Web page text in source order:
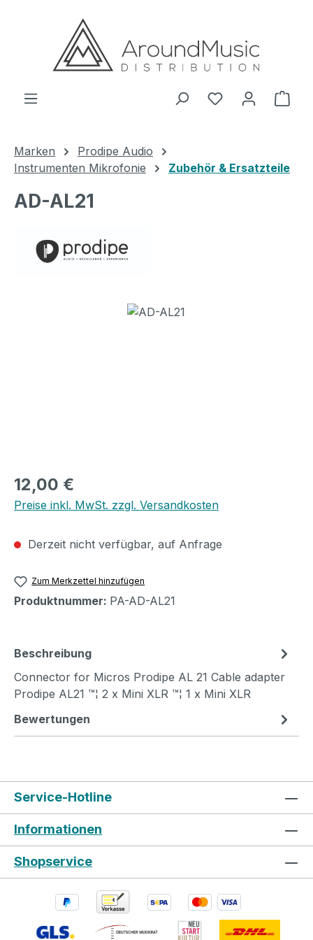
Zum Hauptinhalt springen
Marken
Prodipe Audio
Instrumenten Mikrofonie
Zubehör & Ersatzteile
AD-AL21
Bildergalerie überspringen
Regulärer Preis:
12,00 €
Preise inkl. MwSt. zzgl. Versandkosten
Derzeit nicht verfügbar, auf Anfrage
Zum Merkzettel hinzufügen
Produktnummer: PA-AD-AL21
Beschreibung
Connector for Micros Prodipe AL 21 Cable adapter
Prodipe AL21 ™¦ 2 x Mini XLR ™¦ 1 x Mini XLR
Bewertungen
Service-Hotline
Informationen
Shopservice